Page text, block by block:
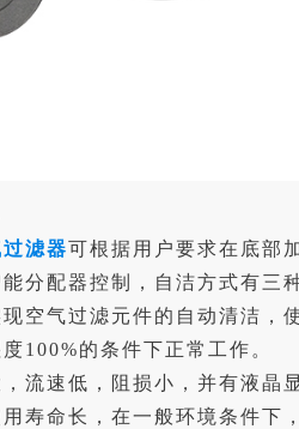
滤器可根据用户要求在底部
分配器控制，自洁方式有三
空气过滤元件的自动清洁，
100%的条件下正常工作。
流速低，阻损小，并有液晶
寿命长，在一般环境条件下